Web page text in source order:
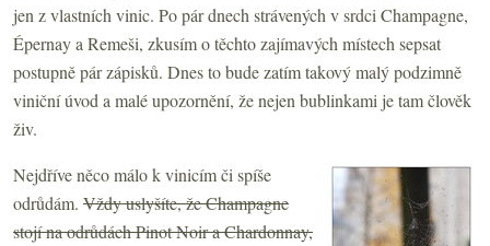
jen z vlastních vinic. Po pár dnech strávených v srdci Champagne,
Épernay a Remeši, zkusím o těchto zajímavých místech sepsat
postupně pár zápisků. Dnes to bude zatím takový malý podzimně
viniční úvod a malé upozornění, že nejen bublinkami je tam člověk
živ.
Nejdříve něco málo k vinicím či spíše
odrůdám. Vždy uslyšíte, že Champagne
stojí na odrůdách Pinot Noir a Chardonnay,